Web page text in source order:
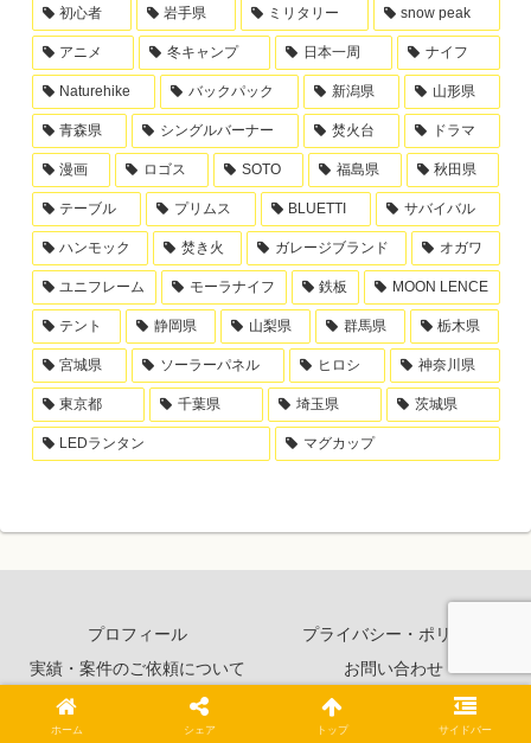
初心者 岩手県 ミリタリー snow peak
アニメ 冬キャンプ 日本一周 ナイフ
Naturehike バックパック 新潟県 山形県
青森県 シングルバーナー 焚火台 ドラマ
漫画 ロゴス SOTO 福島県 秋田県
テーブル プリムス BLUETTI サバイバル
ハンモック 焚き火 ガレージブランド オガワ
ユニフレーム モーラナイフ 鉄板 MOON LENCE
テント 静岡県 山梨県 群馬県 栃木県
宮城県 ソーラーパネル ヒロシ 神奈川県
東京都 千葉県 埼玉県 茨城県
LEDランタン マグカップ
プロフィール
プライバシー・ポリシー
実績・案件のご依頼について
お問い合わせ
© 2020 ロストマンとアウトドア.
ホーム シェア トップ サイドバー